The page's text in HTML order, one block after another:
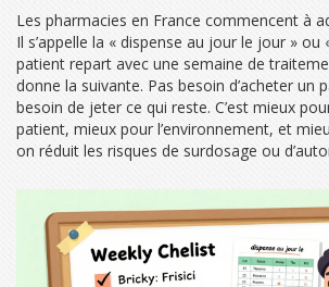
Les pharmacies en France commencent à
Il s’appelle la « dispense au jour le jour » ou
patient repart avec une semaine de
donne la suivante. Pas besoin d’acheter un
besoin de jeter ce qui reste. C’est mieux
patient, mieux pour l’environnement, et
on réduit les risques de surdosage ou